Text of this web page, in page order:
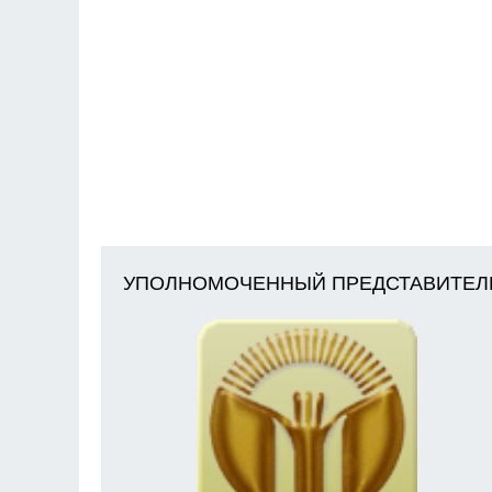
УПОЛНОМОЧЕННЫЙ